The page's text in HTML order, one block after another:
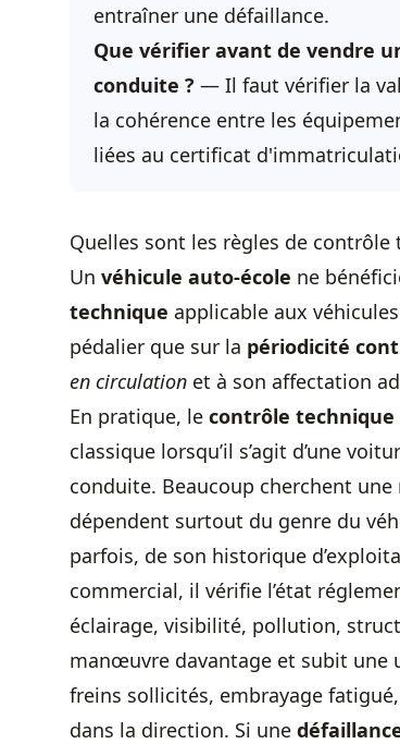
entraîner une défaillance.
Que vérifier avant de vendre
conduite ? — Il faut vérifier la
la cohérence entre les
liées au certificat
Quelles sont les règles de
Un véhicule auto-école ne
technique applicable aux
pédalier que sur la périodicité
en circulation et à son affectation
En pratique, le contrôle technique
classique lorsqu’il s’agit d’une
conduite. Beaucoup cherchent
dépendent surtout du genre du
parfois, de son historique
commercial, il vérifie l’état
éclairage, visibilité, pollution,
manœuvre davantage et subit une
freins sollicités, embrayage
dans la direction. Si une